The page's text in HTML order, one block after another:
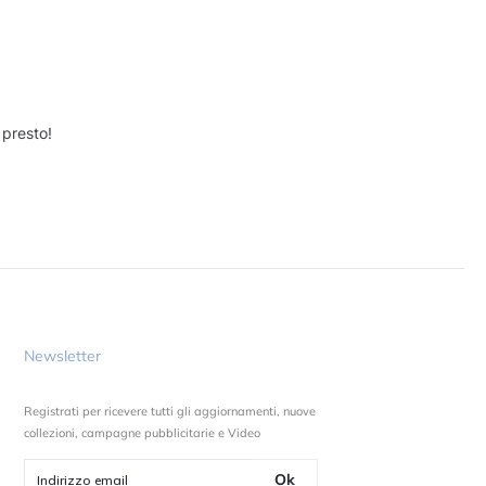
Newsletter
Registrati per ricevere tutti gli aggiornamenti, nuove
collezioni, campagne pubblicitarie e Video
Ok